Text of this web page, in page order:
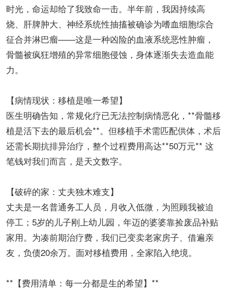
时光，命运却给了我致命一击。半年前，我因持续高
烧、肝脾肿大、神经系统性抽搐被确诊为嗜血细胞综合
征合并淋巴瘤——这是一种凶险的血液系统恶性肿瘤，
骨髓被疯狂增殖的异常细胞侵蚀，身体逐渐失去造血能
力。
【病情现状：移植是唯一希望】
医生明确告知，常规化疗已无法控制病情恶化，**骨髓移
植是活下去的最后机会**。但移植手术需匹配供体，术后
还需长期抗排异治疗，整个过程费用高达**50万元** 这
笔钱对我们而言，是天文数字。
【破碎的家：丈夫独木难支】
丈夫是一名普通务工人员，月收入低微，为照顾我被迫
停工；5岁的儿子刚上幼儿园，年迈的婆婆靠捡废品补贴
家用。为凑前期治疗费，我们已变卖老家房子、借遍亲
友，负债20余万。面对移植费用，全家陷入绝境。
**【费用清单：每一分都是生的希望】**